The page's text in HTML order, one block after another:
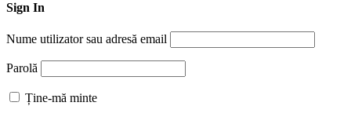
Sign In
Nume utilizator sau adresă email
Parolă
Ține-mă minte